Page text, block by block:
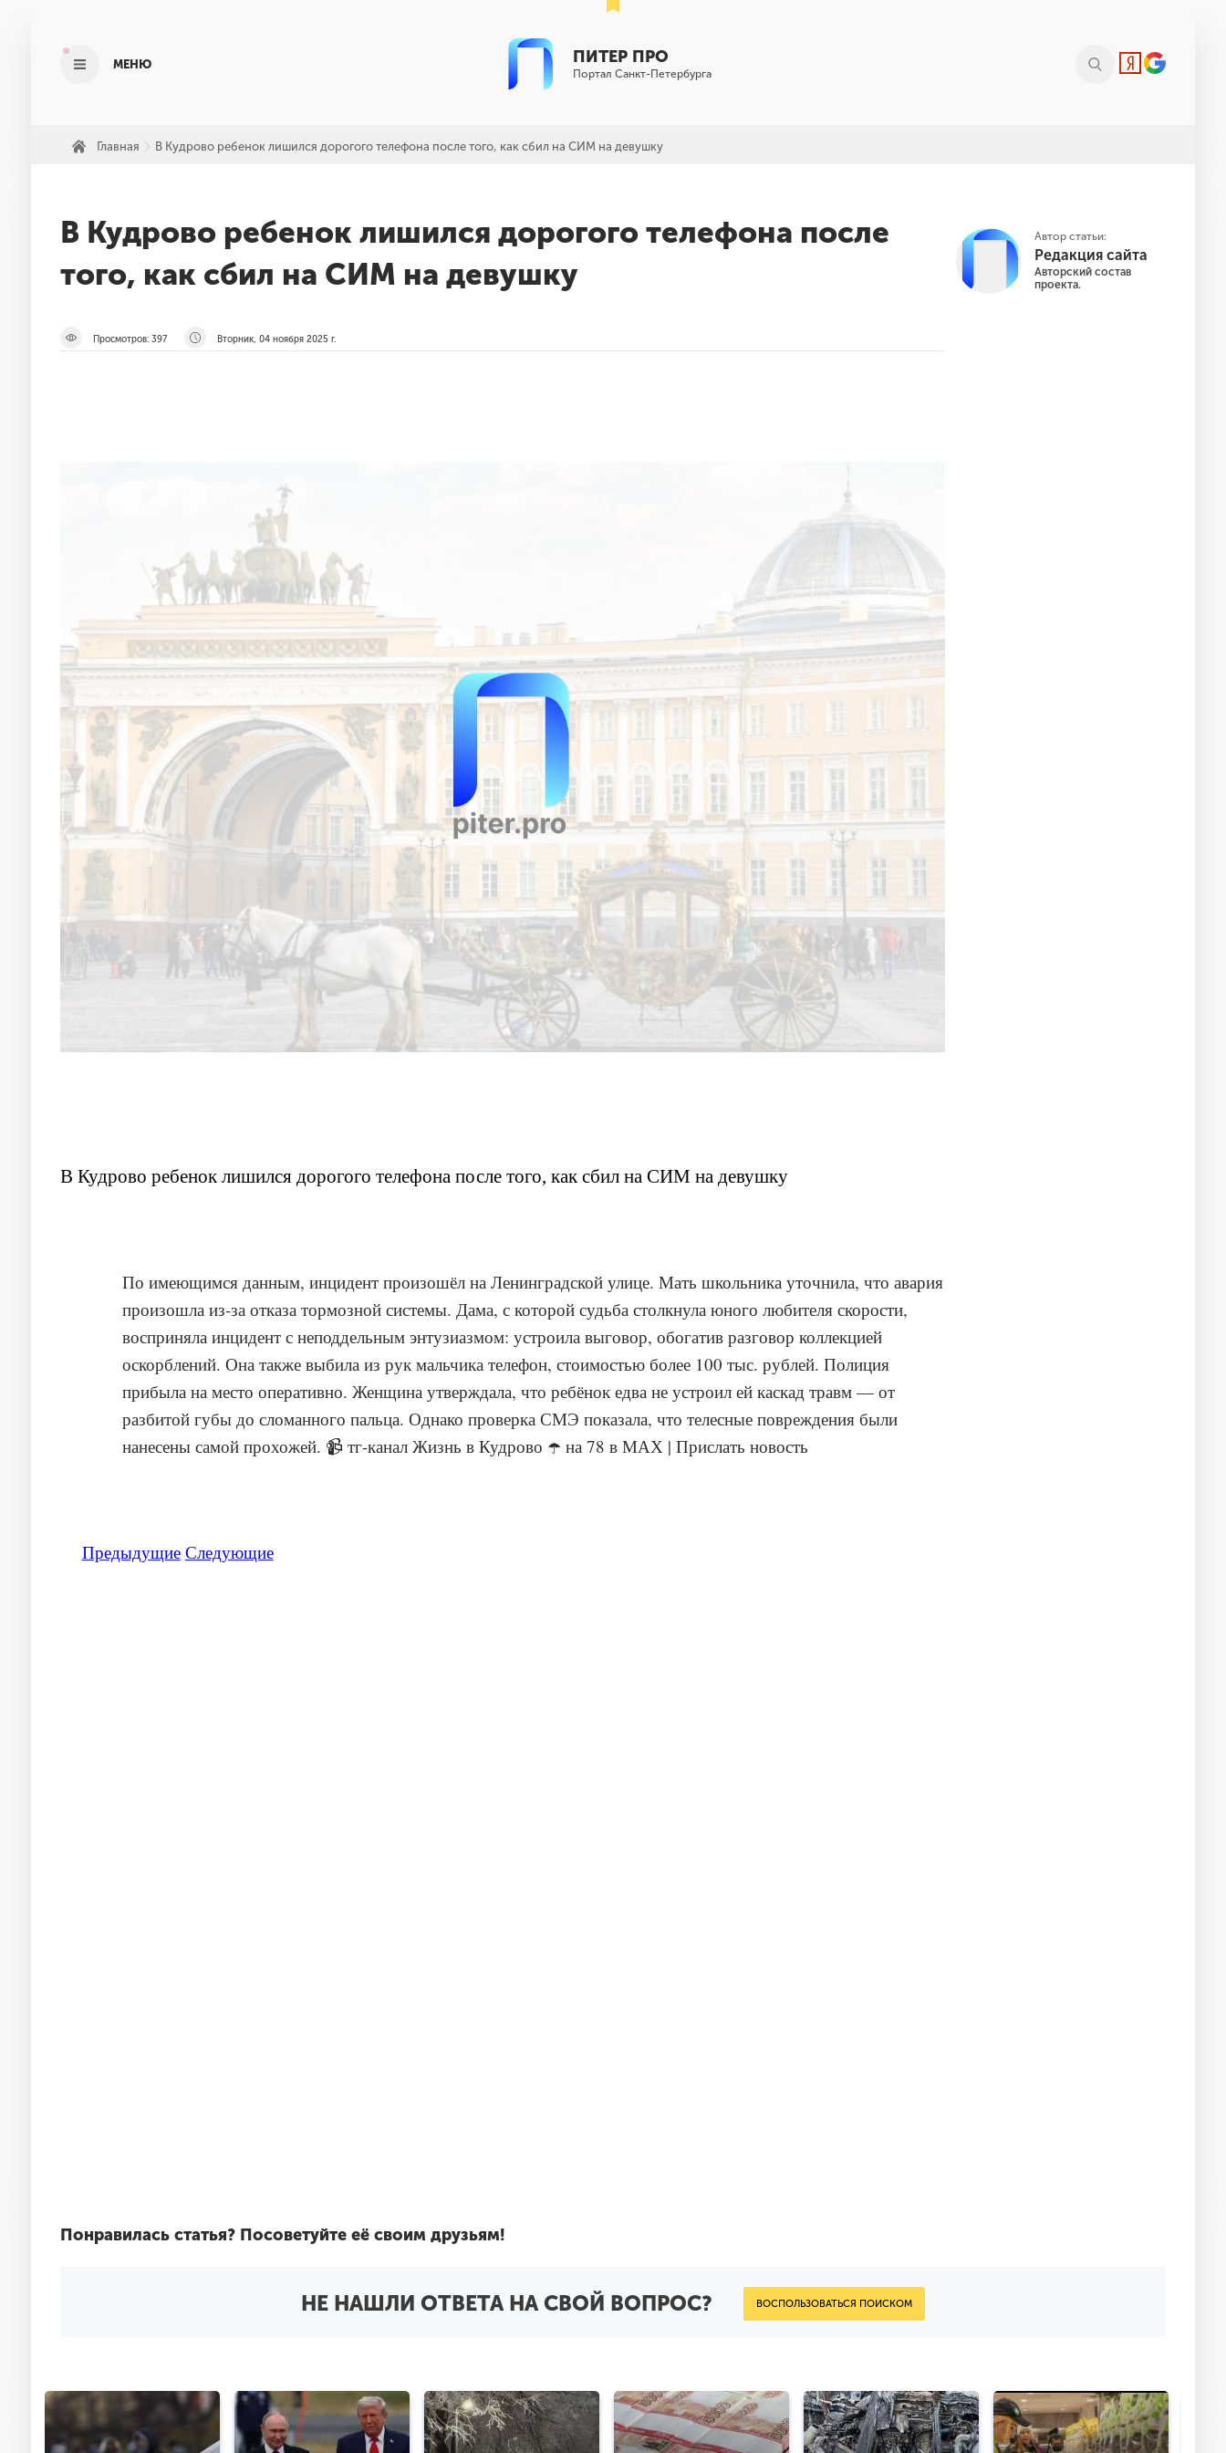
МЕНЮ ПИТЕР ПРО
Портал Санкт-Петербурга
Главная » В Кудрово ребенок лишился дорогого телефона после того, как сбил на СИМ на девушку
В Кудрово ребенок лишился дорогого телефона после
того, как сбил на СИМ на девушку
Просмотров: 397 Вторник, 04 ноября 2025 г.
В Кудрово ребенок лишился дорогого телефона после того, как сбил на СИМ на девушку
По имеющимся данным, инцидент произошёл на Ленинградской улице. Мать школьника уточнила, что авария
произошла из-за отказа тормозной системы. Дама, с которой судьба столкнула юного любителя скорости,
восприняла инцидент с неподдельным энтузиазмом: устроила выговор, обогатив разговор коллекцией
оскорблений. Она также выбила из рук мальчика телефон, стоимостью более 100 тыс. рублей. Полиция
прибыла на место оперативно. Женщина утверждала, что ребёнок едва не устроил ей каскад травм — от
разбитой губы до сломанного пальца. Однако проверка СМЭ показала, что телесные повреждения были
Предыдущие Следующие
Автор статьи:
Редакция сайта
Авторский состав
проекта.
Понравилась статья?Посоветуйте её своим друзьям!
НЕ НАШЛИ ОТВЕТА НА СВОЙ ВОПРОС? ВОСПОЛЬЗОВАТЬСЯ ПОИСКОМ